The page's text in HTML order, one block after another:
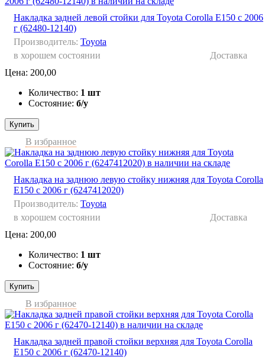
Накладка задней левой стойки для Toyota Corolla E150 с 2006
г (62480-12140)
Производитель: Toyota
в хорошем состоянии
Доставка
Цена: 200,00
Количество: 1 шт
Состояние: б/у
Купить
В избранное
Накладка на заднюю левую стойку нижняя для Toyota Corolla
E150 с 2006 г (6247412020)
Производитель: Toyota
в хорошем состоянии
Доставка
Цена: 200,00
Количество: 1 шт
Состояние: б/у
Купить
В избранное
Накладка задней правой стойки верхняя для Toyota Corolla
E150 с 2006 г (62470-12140)